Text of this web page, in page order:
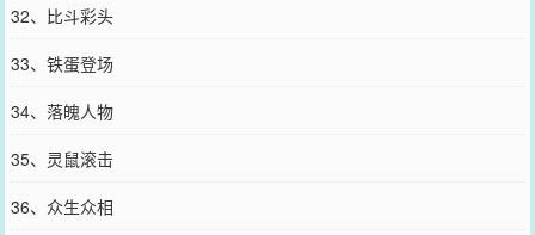
32、比斗彩头
33、铁蛋登场
34、落魄人物
35、灵鼠滚击
36、众生众相